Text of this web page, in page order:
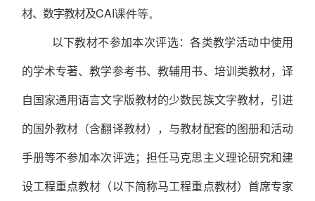
材、数字教材及CAI课件等。
以下教材不参加本次评选：各类教学活动中使用
的学术专著、教学参考书、教辅用书、培训类教材，译
自国家通用语言文字版教材的少数民族文字教材，引进
的国外教材（含翻译教材），与教材配套的图册和活动
手册等不参加本次评选；担任马克思主义理论研究和建
设工程重点教材（以下简称马工程重点教材）首席专家